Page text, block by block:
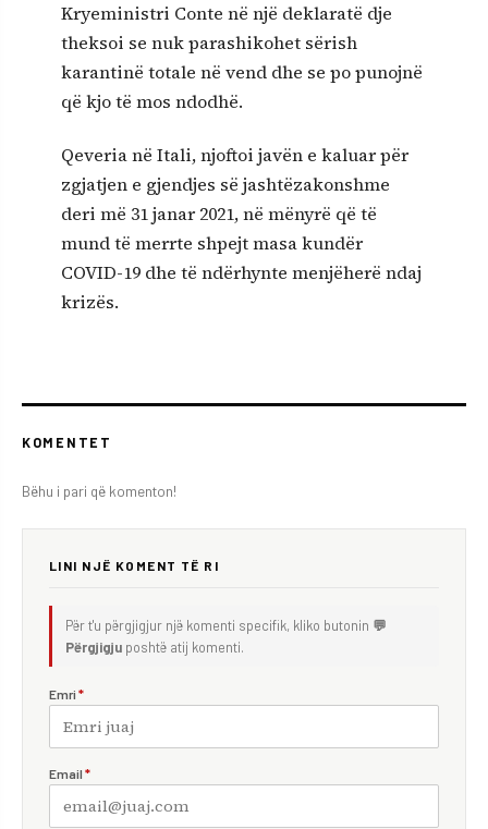
Kryeministri Conte në një deklaratë dje
theksoi se nuk parashikohet sërish
karantinë totale në vend dhe se po punojnë
që kjo të mos ndodhë.
Qeveria në Itali, njoftoi javën e kaluar për
zgjatjen e gjendjes së jashtëzakonshme
deri më 31 janar 2021, në mënyrë që të
mund të merrte shpejt masa kundër
COVID-19 dhe të ndërhynte menjëherë ndaj
krizës.
KOMENTET
Bëhu i pari që komenton!
LINI NJË KOMENT TË RI
Për t'u përgjigjur një komenti specifik, kliko butonin 💬
Përgjigju poshtë atij komenti.
Emri *
Email *